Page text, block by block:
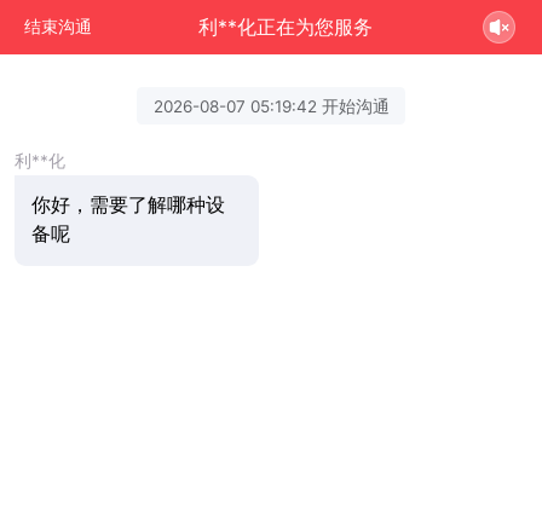
结束沟通 利**化正在为您服务
2026-08-07 05:19:42 开始沟通
利**化
你好，需要了解哪种设
备呢